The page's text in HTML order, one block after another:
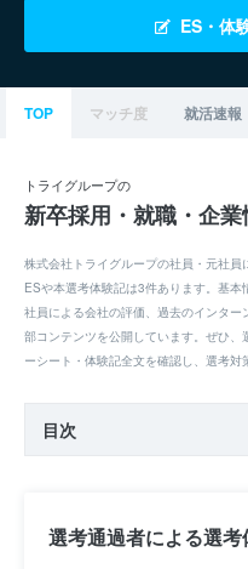
ES・体
TOP マッチ度 就活速報
トライグループの
新卒採用・就職・企業
株式会社トライグループの社員・元社員
ESや本選考体験記は3件あります。基
社員による会社の評価、過去のインタ
部コンテンツを公開しています。ぜひ
ーシート・体験記全文を確認し、選考対
目次
選考通過者による選考